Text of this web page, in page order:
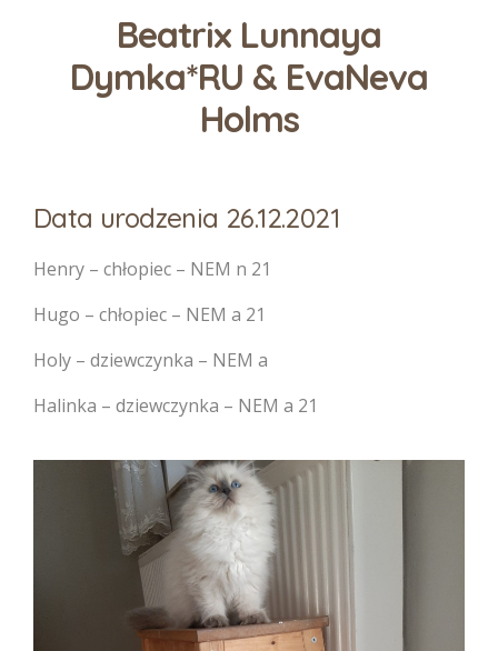
Beatrix Lunnaya
Dymka*RU & EvaNeva
Holms
Data urodzenia 26.12.2021
Henry – chłopiec – NEM n 21
Hugo – chłopiec – NEM a 21
Holy – dziewczynka – NEM a
Halinka – dziewczynka – NEM a 21